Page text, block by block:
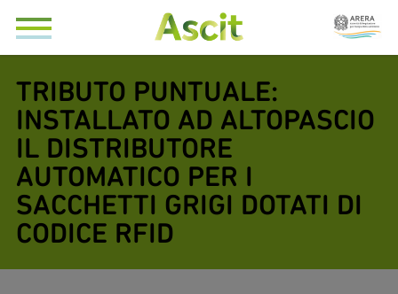
TRIBUTO PUNTUALE:
INSTALLATO AD ALTOPASCIO
IL DISTRIBUTORE
AUTOMATICO PER I
SACCHETTI GRIGI DOTATI DI
CODICE RFID